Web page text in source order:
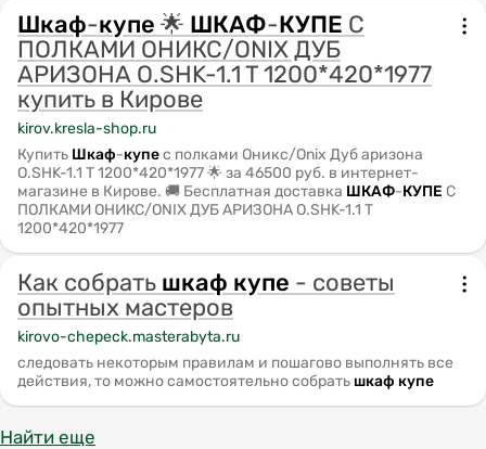
Шкаф-купе 🌟 ШКАФ-КУПЕ С
ПОЛКАМИ ОНИКС/ONIX ДУБ
АРИЗОНА O.SHK-1.1 T 1200*420*1977
купить в Кирове
kirov.kresla-shop.ru
Купить Шкаф-купес полками Оникс/Onix Дуб аризона
O.SHK-1.1 T 1200*420*1977 🌟 за 46500 руб. в интернет-
магазине в Кирове. 🚚 Бесплатная доставка ШКАФ-КУПЕ С
ПОЛКАМИ ОНИКС/ONIX ДУБ АРИЗОНА O.SHK-1.1 T
1200*420*1977
Как собрать шкаф купе - советы
опытных мастеров
kirovo-chepeck.masterabyta.ru
следовать некоторым правилам и пошагово выполнять все
действия, то можно самостоятельно собрать шкаф купе
Найти еще